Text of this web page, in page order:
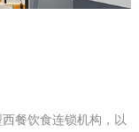
餐饮食连锁机构，以